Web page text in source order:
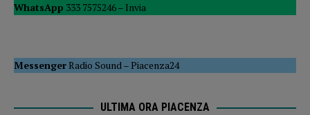
WhatsApp 333 7575246 – Invia
MessengerRadio Sound–Piacenza24
ULTIMA ORA PIACENZA